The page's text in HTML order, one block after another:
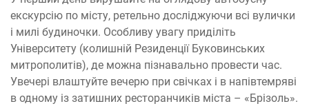
екскурсію по місту, ретельно досліджуючи всі вулички
і милі будиночки. Особливу увагу приділіть
Університету (колишній Резиденції Буковинських
митрополитів), де можна пізнавально провести час.
Увечері влаштуйте вечерю при свічках і в напівтемряві
в одному із затишних ресторанчиків міста – «Брізоль».